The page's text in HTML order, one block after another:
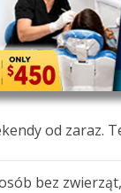
od zaraz.
bez